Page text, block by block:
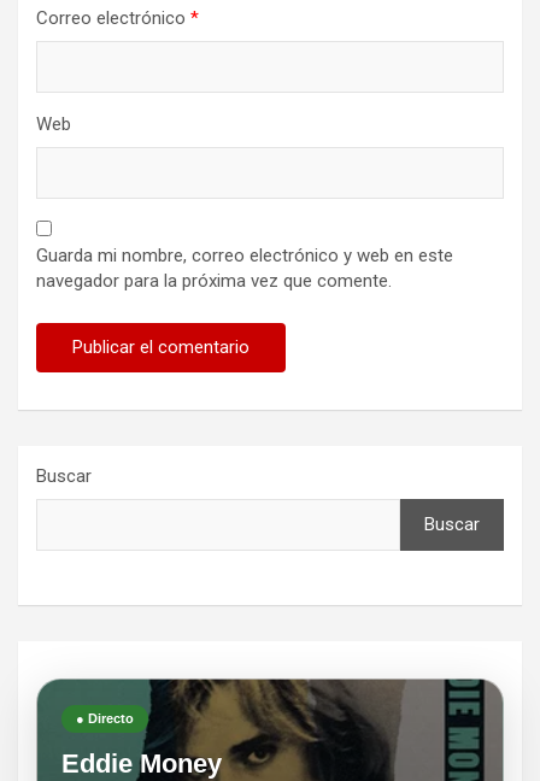
Correo electrónico *
Web
Guarda mi nombre, correo electrónico y web en este
navegador para la próxima vez que comente.
Buscar
Buscar
● Directo
Eddie Money